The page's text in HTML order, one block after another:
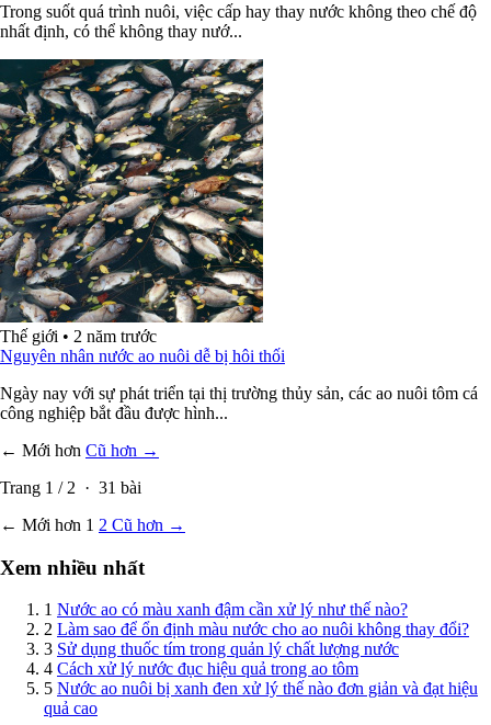
Trong suốt quá trình nuôi, việc cấp hay thay nước không theo chế độ
nhất định, có thể không thay nướ...
Thế giới • 2 năm trước
Nguyên nhân nước ao nuôi dễ bị hôi thối
Ngày nay với sự phát triển tại thị trường thủy sản, các ao nuôi tôm cá
công nghiệp bắt đầu được hình...
← Mới hơn Cũ hơn →
Trang 1 / 2 · 31 bài
← Mới hơn 1 2 Cũ hơn →
Xem nhiều nhất
1 Nước ao có màu xanh đậm cần xử lý như thế nào?
2 Làm sao để ổn định màu nước cho ao nuôi không thay đổi?
3 Sử dụng thuốc tím trong quản lý chất lượng nước
4 Cách xử lý nước đục hiệu quả trong ao tôm
5 Nước ao nuôi bị xanh đen xử lý thế nào đơn giản và đạt hiệu
quả cao